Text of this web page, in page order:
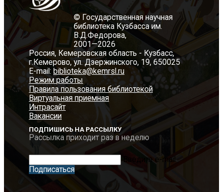
© Государственная научная
библиотека Кузбасса им.
В.Д.Федорова,
2001—2026
Россия, Кемеровская область - Кузбасс,
г.Кемерово, ул. Дзержинского, 19, 650025
E-mail: biblioteka@kemrsl.ru
Режим работы
Правила пользования библиотекой
Виртуальная приемная
Интрасайт
Вакансии
ПОДПИШИСЬ НА РАССЫЛКУ
Рассылка приходит раз в неделю
Введите e-mail
Подписаться